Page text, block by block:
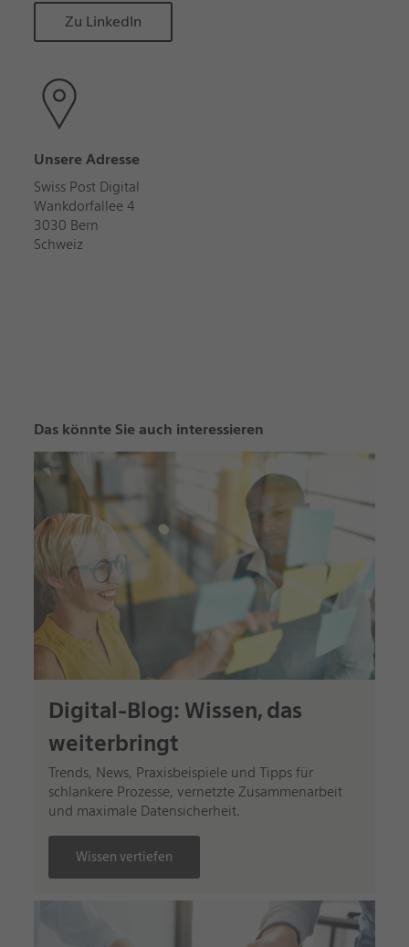
Zu LinkedIn
Unsere Adresse
Swiss Post Digital
Wankdorfallee 4
3030 Bern
Schweiz
Das könnte Sie auch interessieren
Digital-Blog: Wissen, das
weiterbringt
Trends, News, Praxisbeispiele und Tipps für
schlankere Prozesse, vernetzte Zusammenarbeit
und maximale Datensicherheit.
Wissen vertiefen